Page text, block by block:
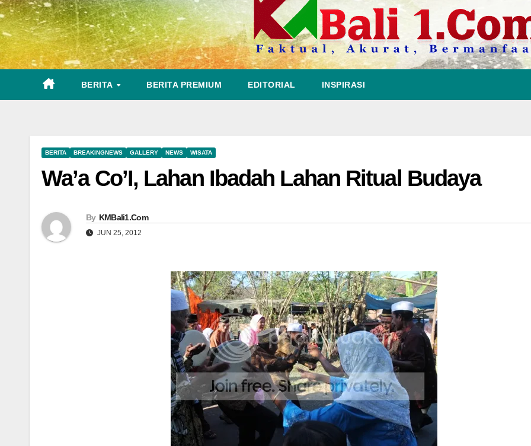
BERITA BERITA PREMIUM EDITORIAL INSPIRASI
BERITA BREAKINGNEWS GALLERY NEWS WISATA
Wa’a Co’I, Lahan Ibadah Lahan Ritual Budaya
By KMBali1.Com
JUN 25, 2012